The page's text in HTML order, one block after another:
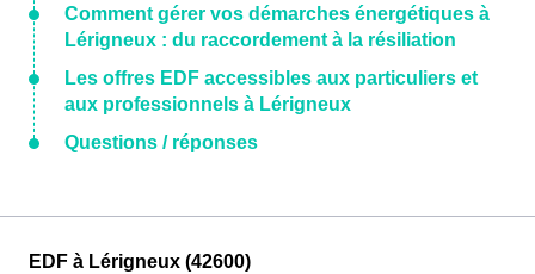
Comment gérer vos démarches énergétiques à
Lérigneux : du raccordement à la résiliation
Les offres EDF accessibles aux particuliers et
aux professionnels à Lérigneux
Questions / réponses
EDF à Lérigneux (42600)